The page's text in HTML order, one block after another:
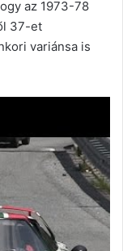
az 1973-78
37-et
variánsa is